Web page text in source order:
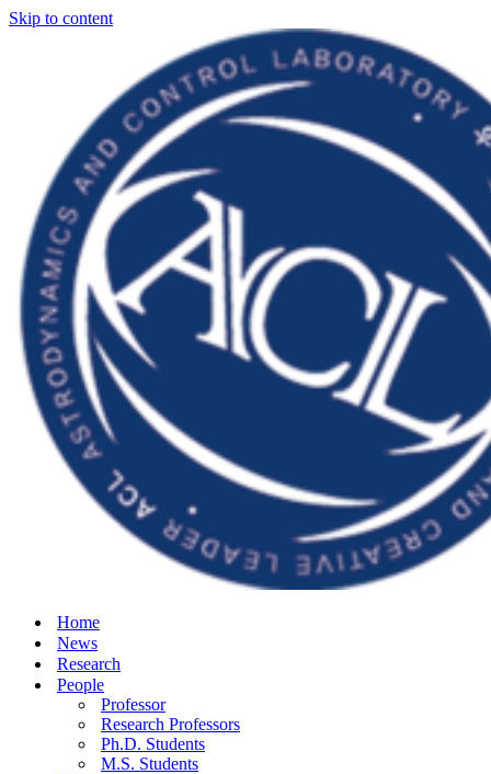
Skip to content
Home
News
Research
People
Professor
Research Professors
Ph.D. Students
M.S. Students